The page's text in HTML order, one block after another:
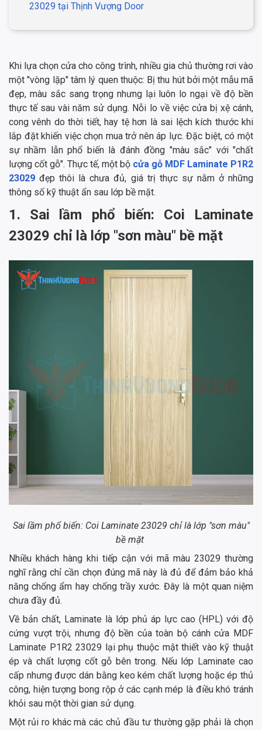
23029 tại Thịnh Vượng Door
Khi lựa chọn cửa cho công trình, nhiều gia chủ thường rơi vào
một "vòng lặp" tâm lý quen thuộc: Bị thu hút bởi một mẫu mã
đẹp, màu sắc sang trọng nhưng lại luôn lo ngại về độ bền
thực tế sau vài năm sử dụng. Nỗi lo về việc cửa bị xệ cánh,
cong vênh do thời tiết, hay tệ hơn là sai lệch kích thước khi
lắp đặt khiến việc chọn mua trở nên áp lực. Đặc biệt, có một
sự nhầm lẫn phổ biến là đánh đồng "màu sắc" với "chất
lượng cốt gỗ". Thực tế, một bộ cửa gỗ MDF Laminate P1R2
23029 đẹp thôi là chưa đủ, giá trị thực sự nằm ở những
thông số kỹ thuật ẩn sau lớp bề mặt.
1. Sai lầm phổ biến: Coi Laminate
23029 chỉ là lớp "sơn màu" bề mặt
Sai lầm phổ biến: Coi Laminate 23029 chỉ là lớp "sơn màu"
bề mặt
Nhiều khách hàng khi tiếp cận với mã màu 23029 thường
nghĩ rằng chỉ cần chọn đúng mã này là đủ để đảm bảo khả
năng chống ẩm hay chống trầy xước. Đây là một quan niệm
chưa đầy đủ.
Về bản chất, Laminate là lớp phủ áp lực cao (HPL) với độ
cứng vượt trội, nhưng độ bền của toàn bộ cánh cửa MDF
Laminate P1R2 23029 lại phụ thuộc mật thiết vào kỹ thuật
ép và chất lượng cốt gỗ bên trong. Nếu lớp Laminate cao
cấp nhưng được dán bằng keo kém chất lượng hoặc ép thủ
công, hiện tượng bong rộp ở các cạnh mép là điều khó tránh
khỏi sau một thời gian sử dụng.
Một rủi ro khác mà các chủ đầu tư thường gặp phải là chọn